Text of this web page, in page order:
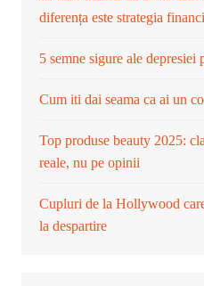
diferența este strategia
5 semne sigure ale depresiei
Cum iti dai seama ca ai un
Top produse beauty 2025:
reale, nu pe opinii
Cupluri de la Hollywood
la despartire